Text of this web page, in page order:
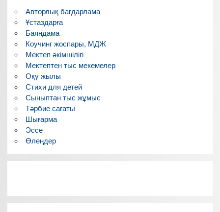
Авторлық бағдарлама
Ұстаздарға
Баяндама
Коучинг жоспары, МДЖ
Мектеп әкімшілігі
Мектептен тыс мекемелер
Оқу жылы
Стихи для детей
Сыныптан тыс жұмыс
Тәрбие сағаты
Шығарма
Эссе
Өлеңдер